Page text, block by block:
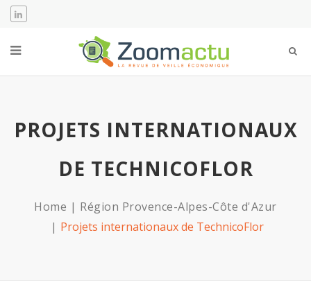
PROJETS INTERNATIONAUX
DE TECHNICOFLOR
Home
Région Provence-Alpes-Côte d'Azur
Projets internationaux de TechnicoFlor